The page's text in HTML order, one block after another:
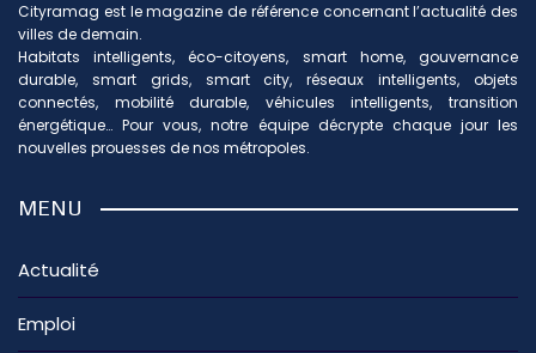
Cityramag est le magazine de référence concernant l’actualité des
villes de demain.
Habitats intelligents, éco-citoyens, smart home, gouvernance
durable, smart grids, smart city, réseaux intelligents, objets
connectés, mobilité durable, véhicules intelligents, transition
énergétique… Pour vous, notre équipe décrypte chaque jour les
nouvelles prouesses de nos métropoles.
MENU
Actualité
Emploi